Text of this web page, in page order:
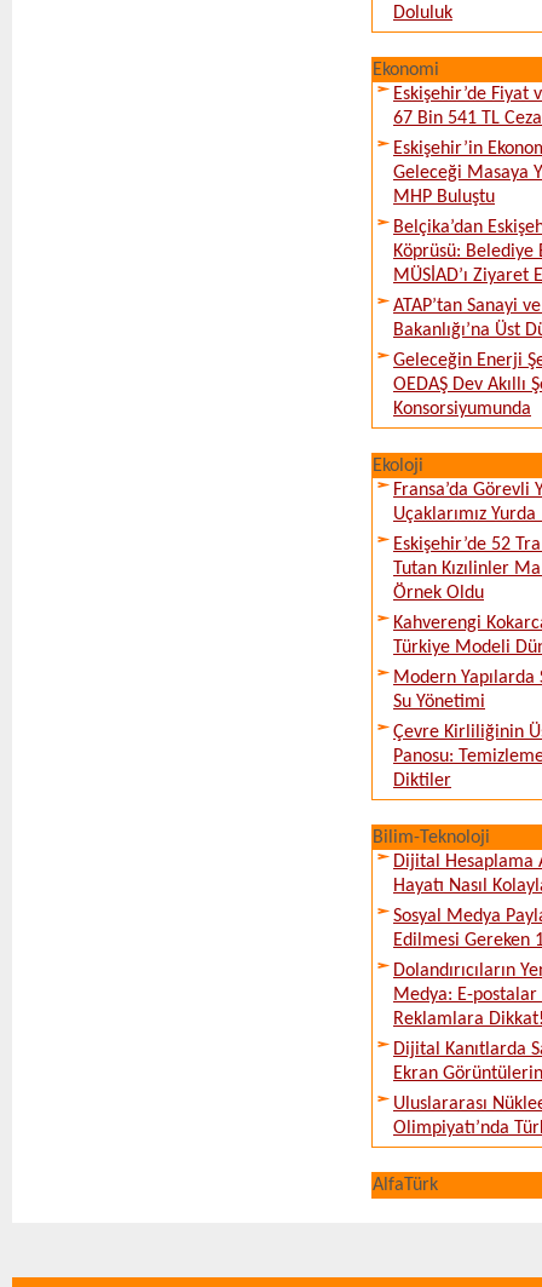
Doluluk
Ekonomi
Eskişehir’de Fiyat
67 Bin 541 TL
Eskişehir’in
Geleceği Masaya
MHP Buluştu
Belçika’dan
Köprüsü: Belediye
MÜSİAD’ı Ziyaret
ATAP’tan Sanayi
Bakanlığı’na Üst
Geleceğin Enerji
OEDAŞ Dev Akıllı
Konsorsiyumunda
Ekoloji
Fransa’da Görevli
Uçaklarımız
Eskişehir’de 52
Tutan Kızılinler
Örnek Oldu
Kahverengi
Türkiye Modeli
Modern Yapılarda
Su Yönetimi
Çevre Kirliliğinin
Panosu:
Diktiler
Bilim-Teknoloji
Dijital Hesaplama
Hayatı Nasıl
Sosyal Medya
Edilmesi Gereken
Dolandırıcıların
Medya: E-postalar
Reklamlara
Dijital Kanıtlarda
Ekran
Uluslararası
Olimpiyatı’nda
AlfaTürk